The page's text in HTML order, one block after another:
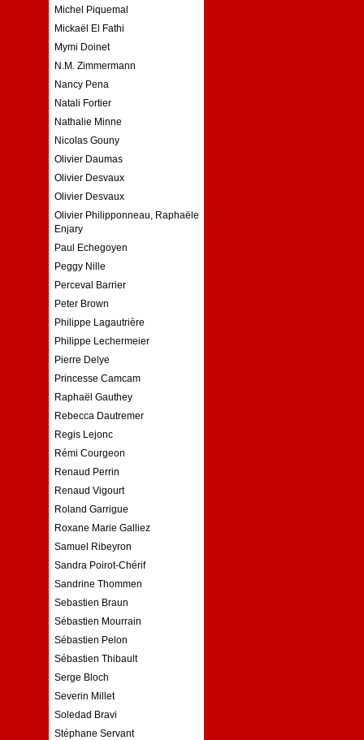
Michel Piquemal
Mickaël El Fathi
Mymi Doinet
N.M. Zimmermann
Nancy Pena
Natali Fortier
Nathalie Minne
Nicolas Gouny
Olivier Daumas
Olivier Desvaux
Olivier Desvaux
Olivier Philipponneau, Raphaële
Enjary
Paul Echegoyen
Peggy Nille
Perceval Barrier
Peter Brown
Philippe Lagautrière
Philippe Lechermeier
Pierre Delye
Princesse Camcam
Raphaël Gauthey
Rebecca Dautremer
Regis Lejonc
Rémi Courgeon
Renaud Perrin
Renaud Vigourt
Roland Garrigue
Roxane Marie Galliez
Samuel Ribeyron
Sandra Poirot-Chérif
Sandrine Thommen
Sebastien Braun
Sébastien Mourrain
Sébastien Pelon
Sébastien Thibault
Serge Bloch
Severin Millet
Soledad Bravi
Stéphane Servant